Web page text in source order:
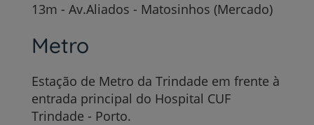
13m - Av.Aliados - Matosinhos (Mercado)
Metro
Estação de Metro da Trindade em frente à
entrada principal do Hospital CUF
Trindade - Porto.